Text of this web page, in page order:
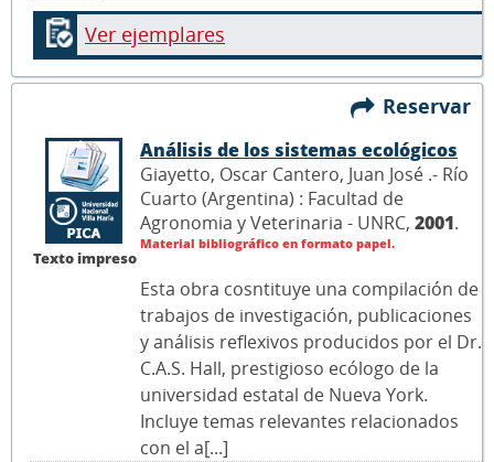
Ver ejemplares
Reservar
Texto impreso
Análisis de los sistemas ecológicos
Giayetto, Oscar Cantero, Juan José .- Río
Cuarto (Argentina) : Facultad de
Agronomia y Veterinaria - UNRC, 2001.
Material bibliográfico en formato papel.
Esta obra cosntituye una compilación de
trabajos de investigación, publicaciones
y análisis reflexivos producidos por el Dr.
C.A.S. Hall, prestigioso ecólogo de la
universidad estatal de Nueva York.
Incluye temas relevantes relacionados
con el a[...]